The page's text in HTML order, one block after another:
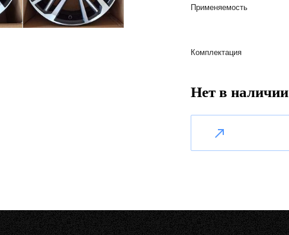
Применяемость
Комплектация
Нет в наличии